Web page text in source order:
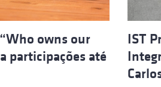
owns our
participações até
IST